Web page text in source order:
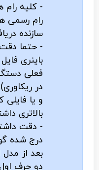
- کلیه رام
رام رسمی
سازنده
- حتما
باینری فایل
فعلی
در
و یا فایلی
بالاتری
- دقت
درج شده
بعد از مدل
دو حرف